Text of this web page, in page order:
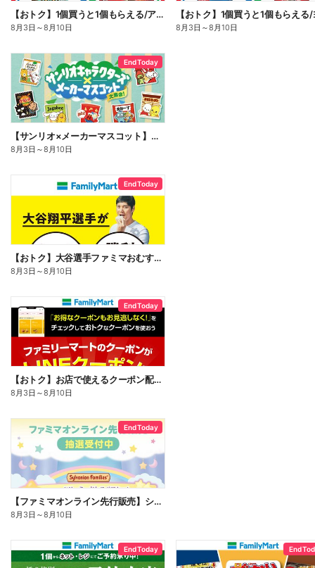
【おトク】1個買うと1個もらえる/アイス
8月3日 ～8月10日 8月3日 ～8月10日
End Today
【サンリオ×メーカーマスコット】オリジナルグッズ貰える!
8月3日 ～8月10日
End Today
【おトク】大谷選手ファミマおむすび割
8月3日 ～8月10日
End Today
【おトク】お店で使えるクーポン配信中
8月3日 ～8月10日
End Today
【ファミマオンライン先行販売】シルバニアファミリー
8月3日 ～8月10日
End Today End